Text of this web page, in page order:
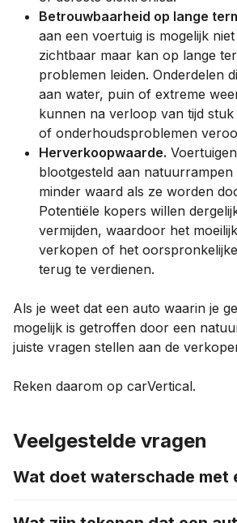
Betrouwbaarheid op lange
aan een voertuig is mogelijk
zichtbaar maar kan op lange
problemen leiden. Onderdelen
aan water, puin of extreme
kunnen na verloop van tijd stuk
of onderhoudsproblemen
Herverkoopwaarde.
blootgesteld aan natuurrampen
minder waard als ze worden
Potentiële kopers willen
vermijden, waardoor het
verkopen of het
terug te verdienen.
Als je weet dat een auto waarin je
mogelijk is getroffen door een
juiste vragen stellen aan de
Reken daarom op carVertical.
Veelgestelde vragen
Wat doet waterschade met